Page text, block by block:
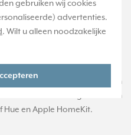
gebruiken wij cookies
advertenties.
. Wilt u alleen noodzakelijke
voor draadloze bediening
schakelen, dimmen en regelen
standaard ZigBee Green
Hue en Apple HomeKit.